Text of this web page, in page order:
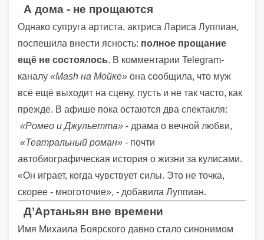
А дома - не прощаются
Однако супруга артиста, актриса Лариса Луппиан,
поспешила внести ясность: полное прощание
ещё не состоялось. В комментарии Telegram-
каналу «Mash на Мойке» она сообщила, что муж
всё ещё выходит на сцену, пусть и не так часто, как
прежде. В афише пока остаются два спектакля:
«Ромео и Джульетта» - драма о вечной любви,
«Театральный роман» - почти
автобиографическая история о жизни за кулисами.
«Он играет, когда чувствует силы. Это не точка,
скорее - многоточие», - добавила Луппиан.
Д’Артаньян вне времени
Имя Михаила Боярского давно стало синонимом